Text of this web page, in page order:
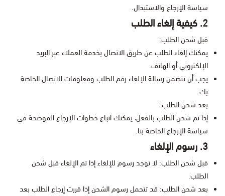
سياسة الإرجاع والاستبدال.
2. كيفية إلغاء الطلب
قبل شحن الطلب:
يمكنك إلغاء الطلب عن طريق الاتصال بخدمة العملاء عبر البريد
الإلكتروني أو الهاتف.
يجب أن تتضمن رسالة الإلغاء رقم الطلب ومعلومات الاتصال الخاصة
بك.
بعد شحن الطلب:
إذا تم شحن الطلب بالفعل، يمكنك اتباع خطوات الإرجاع الموضحة في
سياسة الإرجاع الخاصة بنا.
3. رسوم الإلغاء
قبل شحن الطلب: لا توجد رسوم للإلغاء إذا تم الإلغاء قبل شحن
الطلب.
بعد شحن الطلب: قد تتحمل رسوم الشحن إذا قررت إرجاع الطلب بعد